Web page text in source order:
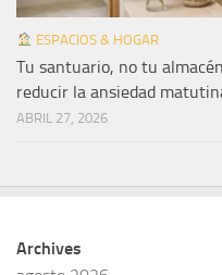
ESPACIOS & HOGAR
Tu santuario, no tu
reducir la ansiedad
ABRIL 27, 2026
Archives